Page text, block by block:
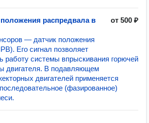
распредвала в
от 500 ₽
— датчик положения
Его сигнал позволяет
работу системы впрыскивания горючей
двигателя. В подавляющем
двигателей применяется
(фазированное)